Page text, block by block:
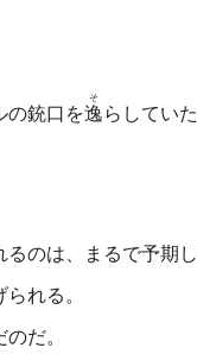
の銃口を逸
そ
らしていた
のは、まるで予期し
れる。
だ。